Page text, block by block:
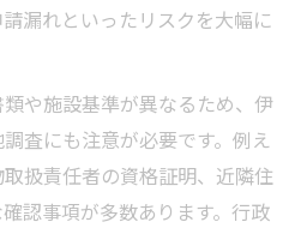
漏れといったリスクを大幅に
や施設基準が異なるため、伊
査にも注意が必要です。例え
扱責任者の資格証明、近隣住
認事項が多数あります。行政